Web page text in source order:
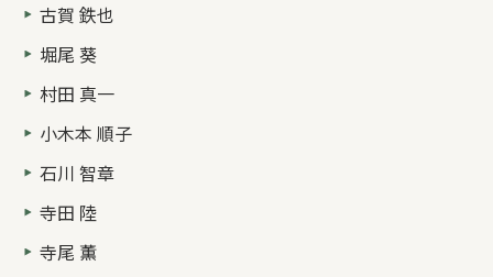
古賀 鉄也
堀尾 葵
村田 真一
小木本 順子
石川 智章
寺田 陸
寺尾 薫